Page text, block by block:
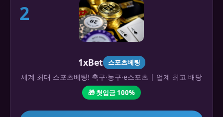
2
1xBet 스포츠베팅
세계 최대 스포츠베팅! 축구·농구·e스포츠 | 업계 최고 배당
🎁 첫입금 100%